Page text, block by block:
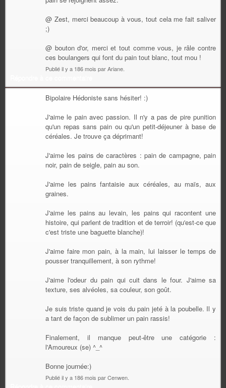
@ Zest, merci beaucoup à vous, tout cela me fait saliver
;)
@ bouton d'or, merci et tout comme vous, je râle contre
ces boulangers qui font du pain tout blanc, tout mou !
Publié il y a 186 mois par Ariane.
Bipolaire Hédoniste sans hésiter! :)
J'aime le pain avec passion. Il n'y a pas de pire punition
qu'un repas sans pain ou qu'un petit-déjeuner à base de
céréales. Je trouve ça déprimant!
J'aime les pains de caractères : pain de campagne, pain
noir, pain de seigle, pain au son.
J'aime les pains fantaisie aux céréales, au maïs, aux
graines.
J'aime les pains au levain, les pains qui racontent une
histoire, qui parlent de tradition et de terroir! (qu'est-ce que
c'est triste une baguette blanche)!
J'aime faire mon pain, à la main, lui laisser le temps de
pousser tranquillement, à son rythme!
J'aime l'odeur du pain qui cuit dans le four. J'aime sa
texture, ses alvéoles, sa couleur, son goût.
Je suis triste quand je vois du pain jeté à la poubelle. Il y
a tant de façon de sublimer un pain rassis!
Finalement, il manque peut-être une catégorie :
l'Amoureux (se) ^_^
Bonne journée:)
Publié il y a 186 mois par Cenwen.